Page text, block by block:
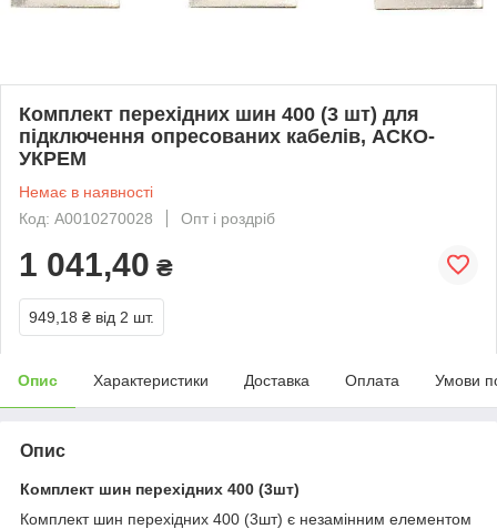
Комплект перехідних шин 400 (3 шт) для
підключення опресованих кабелів, АСКО-
УКРЕМ
Немає в наявності
Код: A0010270028
Опт і роздріб
1 041,40 ₴
949,18 ₴ від 2 шт.
Опис Характеристики Доставка Оплата Умови
Опис
Комплект шин перехідних 400 (3шт)
Комплект шин перехідних 400 (3шт) є незамінним елементом